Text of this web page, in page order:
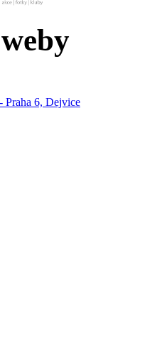
Praha 6, Dejvice